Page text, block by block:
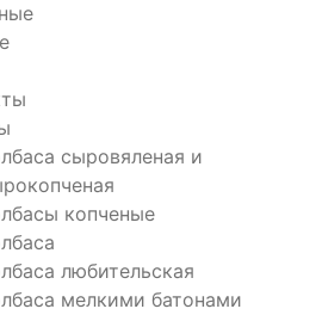
сыровяленая и
копченые
любительская
мелкими батонами